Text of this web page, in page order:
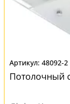
48092-2
Потолочный